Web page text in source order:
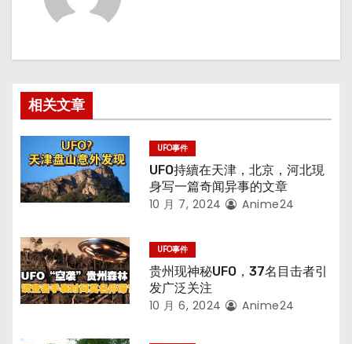
相关文章
UFO事件
UFO持續在天津，北京，河北現
身写一篇奇闻异事的文章
10 月 7, 2024 Anime24
UFO事件
贵州现神秘UFO，37名目击者引
发广泛关注
10 月 6, 2024 Anime24